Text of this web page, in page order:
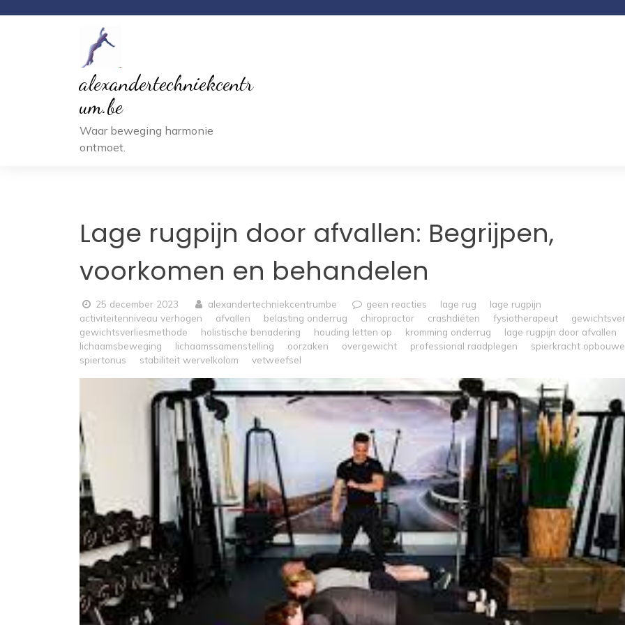
alexandertechniekcentr
um.be
Waar beweging harmonie
ontmoet.
Lage rugpijn door afvallen: Begrijpen,
voorkomen en behandelen
25 december 2023 alexandertechniekcentrumbe geen reacties lage rug
lage rugpijn
activiteitenniveau verhogen
afvallen belasting onderrug chiropractor crashdiëten fysiotherapeut
gewichtsverliesmethode
holistische benadering houding letten op kromming onderrug
lage rugpijn door afvallen
lichaamsbeweging
lichaamssamenstelling oorzaken overgewicht professional raadplegen
spierkracht
spiertonus
stabiliteit wervelkolom vetweefsel